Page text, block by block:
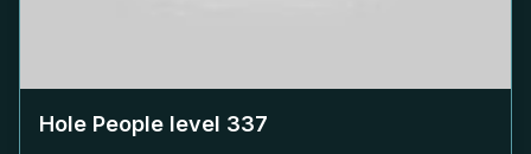
Hole People level 337